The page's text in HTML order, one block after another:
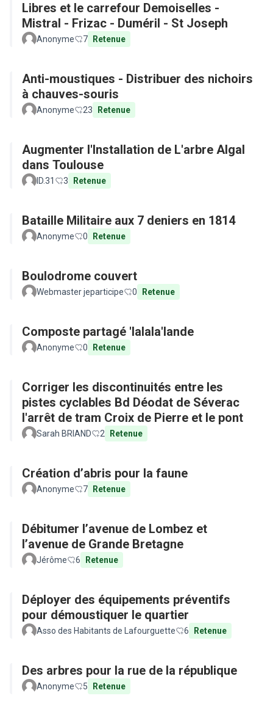
Libres et le carrefour Demoiselles -
Mistral - Frizac - Duméril - St Joseph
Anonyme 7 Retenue
Anti-moustiques - Distribuer des nichoirs
à chauves-souris
Anonyme 23 Retenue
Augmenter l'Installation de L'arbre Algal
dans Toulouse
ID.31 3 Retenue
Bataille Militaire aux 7 deniers en 1814
Anonyme 0 Retenue
Boulodrome couvert
Webmaster jeparticipe 0 Retenue
Composte partagé 'lalala'lande
Anonyme 0 Retenue
Corriger les discontinuités entre les
pistes cyclables Bd Déodat de Séverac
l'arrêt de tram Croix de Pierre et le pont
Sarah BRIAND 2 Retenue
Création d’abris pour la faune
Anonyme 7 Retenue
Débitumer l’avenue de Lombez et
l’avenue de Grande Bretagne
Jérôme 6 Retenue
Déployer des équipements préventifs
pour démoustiquer le quartier
Asso des Habitants de Lafourguette 6 Retenue
Des arbres pour la rue de la république
Anonyme 5 Retenue